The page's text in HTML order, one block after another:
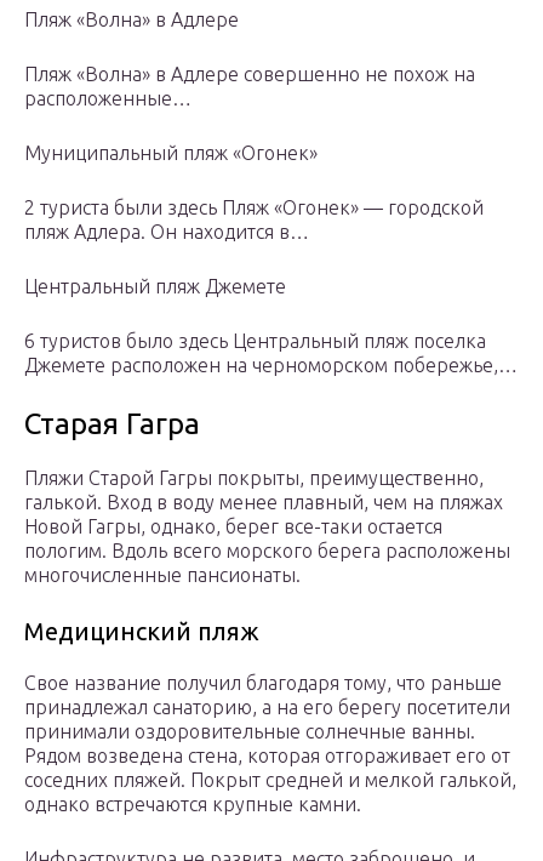
Пляж «Волна» в Адлере
Пляж «Волна» в Адлере совершенно не похож на
расположенные…
Муниципальный пляж «Огонек»
2 туристa были здесь Пляж «Огонек» — городской
пляж Адлера. Он находится в…
Центральный пляж Джемете
6 туристов было здесь Центральный пляж поселка
Джемете расположен на черноморском побережье,…
Старая Гагра
Пляжи Старой Гагры покрыты, преимущественно,
галькой. Вход в воду менее плавный, чем на пляжах
Новой Гагры, однако, берег все-таки остается
пологим. Вдоль всего морского берега расположены
многочисленные пансионаты.
Медицинский пляж
Свое название получил благодаря тому, что раньше
принадлежал санаторию, а на его берегу посетители
принимали оздоровительные солнечные ванны.
Рядом возведена стена, которая отгораживает его от
соседних пляжей. Покрыт средней и мелкой галькой,
однако встречаются крупные камни.